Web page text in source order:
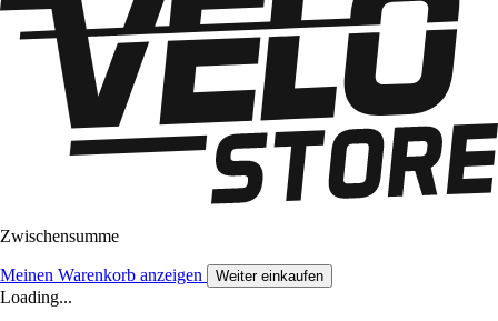
Zwischensumme
Meinen Warenkorb anzeigen Weiter einkaufen
Loading...